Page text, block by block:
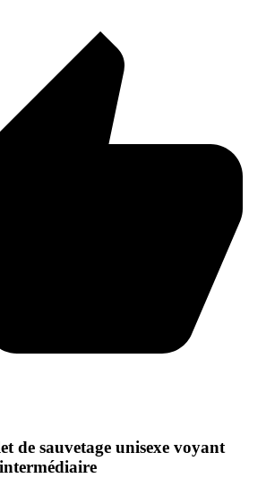
de sauvetage unisexe voyant